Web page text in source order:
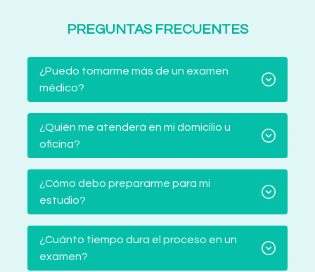
PREGUNTAS FRECUENTES
¿Puedo tomarme más de un examen
médico?
¿Quién me atenderá en mi domicilio u
oficina?
¿Cómo debo prepararme para mi
estudio?
¿Cuánto tiempo dura el proceso en un
examen?